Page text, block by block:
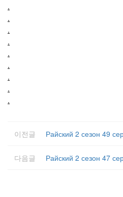
.
.
.
.
.
.
.
.
.
이전글
Райский 2 сезон 49
다음글
Райский 2 сезон 47